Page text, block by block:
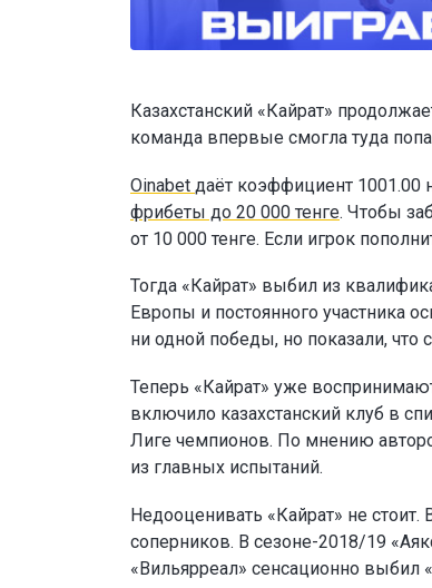
Казахстанский «Кайрат»
команда впервые смогла туда
Oinabet даёт коэффициент 1001.00
фрибеты до 20 000 тенге. Чтобы
от 10 000 тенге. Если игрок
Тогда «Кайрат» выбил из
Европы и постоянного участника
ни одной победы, но показали,
Теперь «Кайрат» уже
включило казахстанский клуб в
Лиге чемпионов. По мнению
из главных испытаний.
Недооценивать «Кайрат» не
соперников. В сезоне-2018/19
«Вильярреал» сенсационно выбил